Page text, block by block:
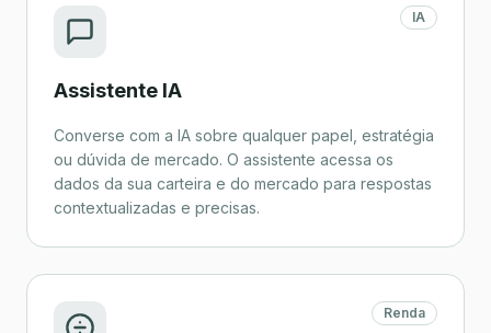
IA
Assistente IA
Converse com a IA sobre qualquer papel, estratégia
ou dúvida de mercado. O assistente acessa os
dados da sua carteira e do mercado para respostas
contextualizadas e precisas.
Renda